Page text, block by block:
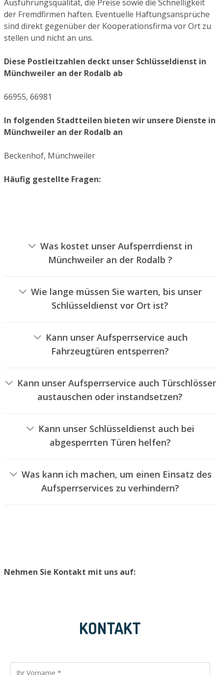
Ausführungsqualität, die Preise sowie die Schnelligkeit
der Fremdfirmen haften. Eventuelle Haftungsansprüche
sind direkt gegenüber der Kooperationsfirma vor Ort zu
stellen und nicht an uns.
Diese Postleitzahlen deckt unser Schlüsseldienst in
Münchweiler an der Rodalb ab
66955, 66981
In folgenden Stadtteilen bieten wir unsere Dienste in
Münchweiler an der Rodalb an
Beckenhof, Münchweiler
Häufig gestellte Fragen:
Was kostet unser Aufsperrdienst in
Münchweiler an der Rodalb ?
verschiedenen Optionen ab, wie zum Beispiel der
Ausführung des Schlosses, der Dauer der Arbeiten und
eventuellen Kilometerpauschalen. Wir bieten unseren
Wie lange müssen Sie warten, bis unser
Schlüsseldienst vor Ort ist?
normalerweise innerhalb von dreißig Minuten vor Ort.
Die reelle Wartezeit hängt von der Entfernung des
Einsatzortes zu unserer Filiale und den gegebenen
Kann unser Aufsperrservice auch
Fahrzeugtüren entsperren?
Kann unser Aufsperrservice auch Türschlösser
austauschen oder instandsetzen?
Schlössern an.Kann unser Schlüsseldienst auch bei
abgesperrten Türen helfen?
Dies kann jedoch normalerweise nicht geschehen, ohne
das Türschloss aufzubohren. Wir bauen Ihnen jedoch
einen neuen Schließzylinder ein, sodass die Eingangstür
Was kann ich machen, um einen Einsatz des
Aufsperrservices zu verhindern?
Nehmen Sie Kontakt mit uns auf:
KONTAKT